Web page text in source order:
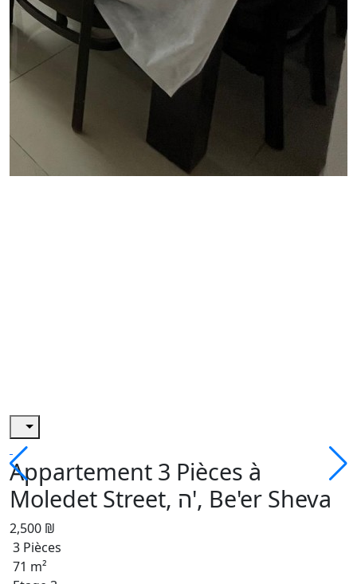
Appartement 3 Pièces à
Moledet Street, ה', Be'er Sheva
2,500 ₪
3 Pièces
71 m²